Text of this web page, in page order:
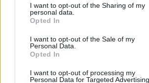
not limited to your visit or usage behaviour.
grant or deny consent to Google and its
use your data for below specified purposes
consent section.
I want to opt-out of the Sharing of my
personal data.
Opted In
I want to opt-out of the Sale of my
Personal Data.
Opted In
I want to opt-out of processing my
Personal Data for Targeted Advertising.